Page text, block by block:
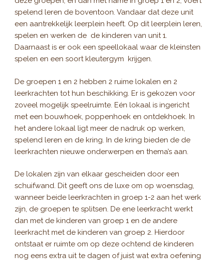
spelend leren de boventoon. Vandaar dat deze unit
een aantrekkelijk leerplein heeft. Op dit leerplein leren,
spelen en werken de de kinderen van unit 1.
Daarnaast is er ook een speellokaal waar de kleinsten
spelen en een soort kleutergym krijgen.
De groepen 1 en 2 hebben 2 ruime lokalen en 2
leerkrachten tot hun beschikking. Er is gekozen voor
zoveel mogelijk speelruimte. Eén lokaal is ingericht
met een bouwhoek, poppenhoek en ontdekhoek. In
het andere lokaal ligt meer de nadruk op werken,
spelend leren en de kring. In de kring bieden de de
leerkrachten nieuwe onderwerpen en thema’s aan.
De lokalen zijn van elkaar gescheiden door een
schuifwand. Dit geeft ons de luxe om op woensdag,
wanneer beide leerkrachten in groep 1-2 aan het werk
zijn, de groepen te splitsen. De ene leerkracht werkt
dan met de kinderen van groep 1 en de andere
leerkracht met de kinderen van groep 2. Hierdoor
ontstaat er ruimte om op deze ochtend de kinderen
nog eens extra uit te dagen of juist wat extra oefening